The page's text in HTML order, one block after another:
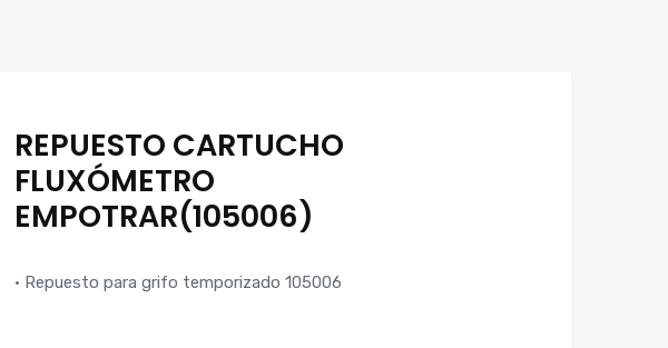
REPUESTO CARTUCHO
FLUXÓMETRO
EMPOTRAR(105006)
• Repuesto para grifo temporizado 105006